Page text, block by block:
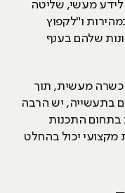
לידע מעשי, שליטה
ו"לקפוץ
שלהם בענף
מעשית, תוך
בתעשייה, יש הרבה
התכנות
מקצועי יכול בהחלט